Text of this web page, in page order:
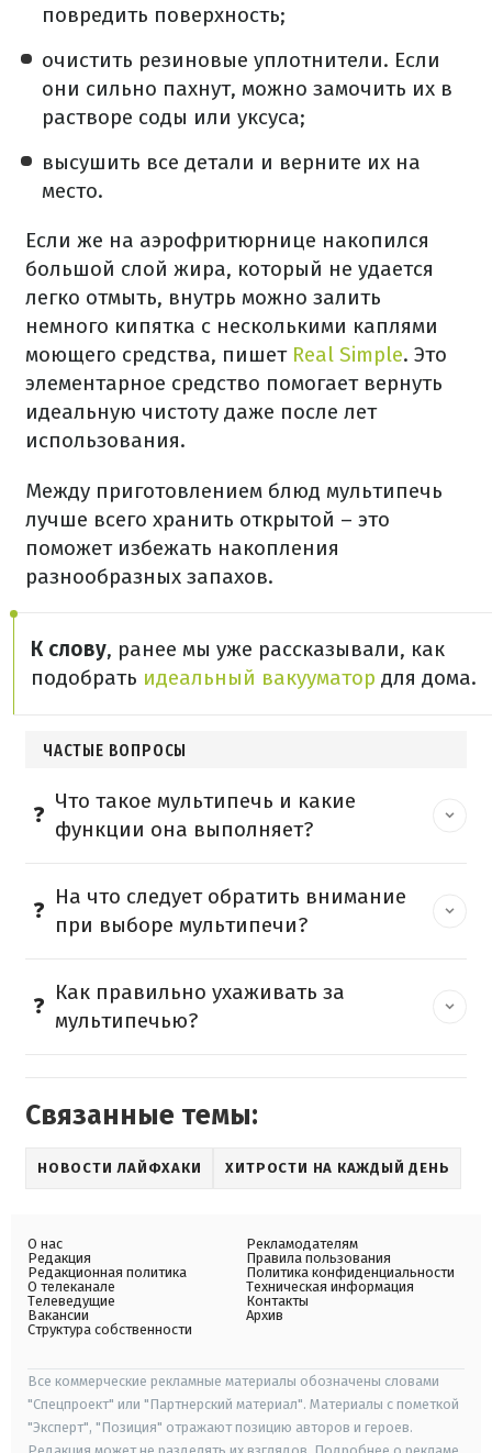
повредить поверхность;
очистить резиновые уплотнители. Если
они сильно пахнут, можно замочить их в
растворе соды или уксуса;
высушить все детали и верните их на
место.
Если же на аэрофритюрнице накопился
большой слой жира, который не удается
легко отмыть, внутрь можно залить
немного кипятка с несколькими каплями
моющего средства, пишет Real Simple. Это
элементарное средство помогает вернуть
идеальную чистоту даже после лет
использования.
Между приготовлением блюд мультипечь
лучше всего хранить открытой – это
поможет избежать накопления
разнообразных запахов.
К слову, ранее мы уже рассказывали, как
подобрать идеальный вакууматор для дома.
ЧАСТЫЕ ВОПРОСЫ
Что такое мультипечь и какие
функции она выполняет?
На что следует обратить внимание
при выборе мультипечи?
Как правильно ухаживать за
мультипечью?
Связанные темы:
НОВОСТИ ЛАЙФХАКИ ХИТРОСТИ НА КАЖДЫЙ ДЕНЬ
О нас
Редакция
Редакционная политика
О телеканале
Телеведущие
Вакансии
Структура собственности
Рекламодателям
Правила пользования
Политика конфиденциальности
Техническая информация
Контакты
Архив
Все коммерческие рекламные материалы обозначены словами
"Спецпроект" или "Партнерский материал". Материалы с пометкой
"Эксперт", "Позиция" отражают позицию авторов и героев.